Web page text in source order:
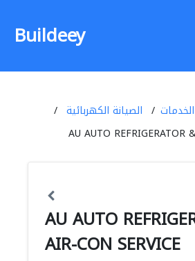
Buildeey
الخدمات
الصيانة الكهربائية
AU AUTO REFRIGERATOR
AU AUTO
AIR-CON SERVICE